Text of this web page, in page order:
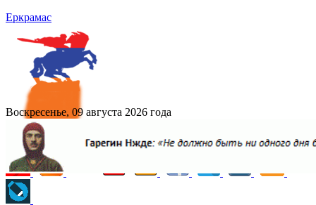
Еркрамас
Воскресенье, 09 августа 2026 года